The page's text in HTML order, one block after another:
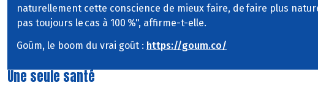
naturellement cette conscience de mieux faire, de faire plus
pas toujours le cas à 100 %", affirme-t-elle.
Goûm, le boom du vrai goût : https://goum.co/
Une seule santé